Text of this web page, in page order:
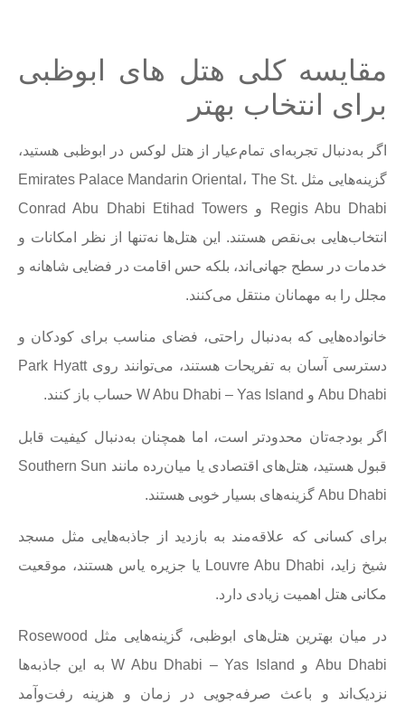
مقایسه کلی هتل های ابوظبی
برای انتخاب بهتر
اگر به‌دنبال تجربه‌ای تمام‌عیار از هتل لوکس در ابوظبی هستید،
گزینه‌هایی مثل Emirates Palace Mandarin Oriental، The St.
Regis Abu Dhabi و Conrad Abu Dhabi Etihad Towers
انتخاب‌هایی بی‌نقص هستند. این هتل‌ها نه‌تنها از نظر امکانات و
خدمات در سطح جهانی‌اند، بلکه حس اقامت در فضایی شاهانه و
مجلل را به مهمانان منتقل می‌کنند.
خانواده‌هایی که به‌دنبال راحتی، فضای مناسب برای کودکان و
دسترسی آسان به تفریحات هستند، می‌توانند روی Park Hyatt
Abu Dhabi و W Abu Dhabi – Yas Island حساب باز کنند.
اگر بودجه‌تان محدودتر است، اما همچنان به‌دنبال کیفیت قابل
قبول هستید، هتل‌های اقتصادی یا میان‌رده مانند Southern Sun
Abu Dhabi گزینه‌های بسیار خوبی هستند.
برای کسانی که علاقه‌مند به بازدید از جاذبه‌هایی مثل مسجد
شیخ زاید، Louvre Abu Dhabi یا جزیره یاس هستند، موقعیت
مکانی هتل اهمیت زیادی دارد.
در میان بهترین هتل‌های ابوظبی، گزینه‌هایی مثل Rosewood
Abu Dhabi و W Abu Dhabi – Yas Island به این جاذبه‌ها
نزدیک‌اند و باعث صرفه‌جویی در زمان و هزینه رفت‌و‌آمد